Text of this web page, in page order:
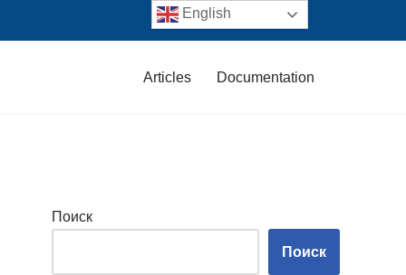
Articles Documentation
Поиск
Поиск
English